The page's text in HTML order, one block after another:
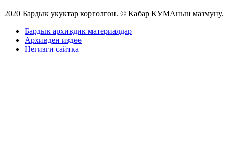
2020 Бардык укуктар корголгон. © Кабар КУМАнын мазмуну.
Бардык архивдик материалдар
Архивден издөө
Негизги сайтка